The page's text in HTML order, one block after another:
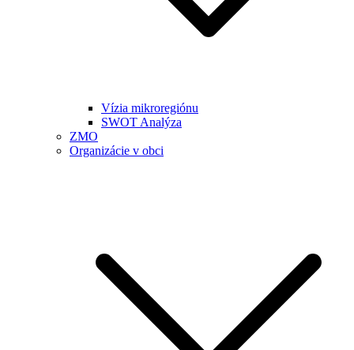
Vízia mikroregiónu
SWOT Analýza
ZMO
Organizácie v obci